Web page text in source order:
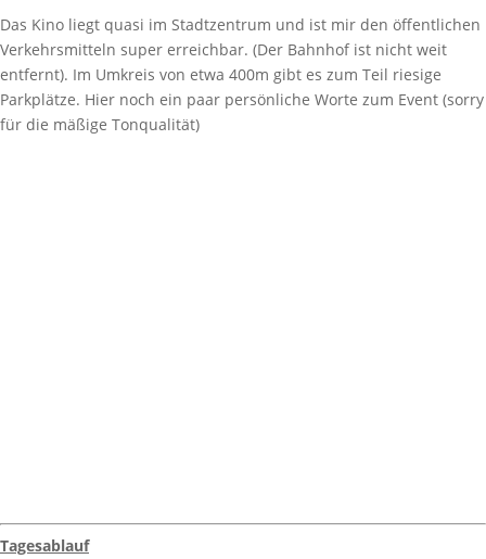
Das Kino liegt quasi im Stadtzentrum und ist mir den öffentlichen
Verkehrsmitteln super erreichbar. (Der Bahnhof ist nicht weit
entfernt). Im Umkreis von etwa 400m gibt es zum Teil riesige
Parkplätze. Hier noch ein paar persönliche Worte zum Event (sorry
für die mäßige Tonqualität)
Tagesablauf